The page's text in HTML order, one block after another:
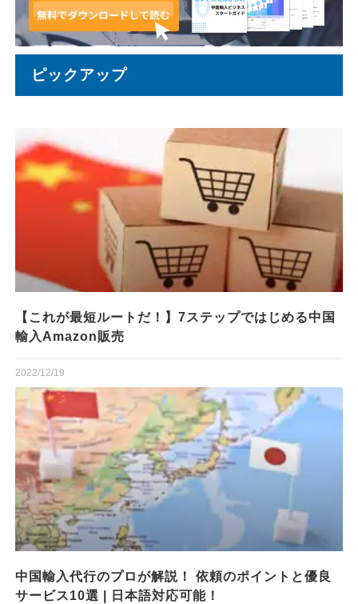
ピックアップ
【これが最短ルートだ！】7ステップではじめる中国
輸入Amazon販売
2022/12/19
中国輸入代行のプロが解説！ 依頼のポイントと優良
サービス10選 | 日本語対応可能！